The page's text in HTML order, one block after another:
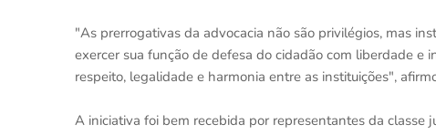
"As prerrogativas da advocacia não são privilégios, mas
exercer sua função de defesa do cidadão com liberdade e
respeito, legalidade e harmonia entre as instituições",
A iniciativa foi bem recebida por representantes da classe